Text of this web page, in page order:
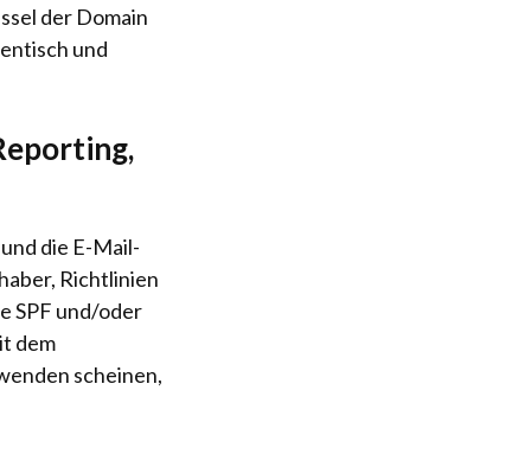
der Domain
und
die E-Mail-
Richtlinien
SPF und/oder
dem
scheinen,